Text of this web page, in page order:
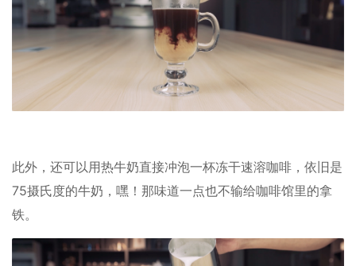
此外，还可以用热牛奶直接冲泡一杯冻干速溶咖啡，依旧是
75摄氏度的牛奶，嘿！那味道一点也不输给咖啡馆里的拿
铁。